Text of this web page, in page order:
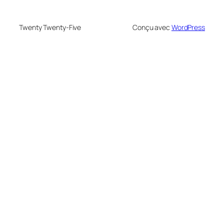
Twenty Twenty-Five Conçu avec WordPress